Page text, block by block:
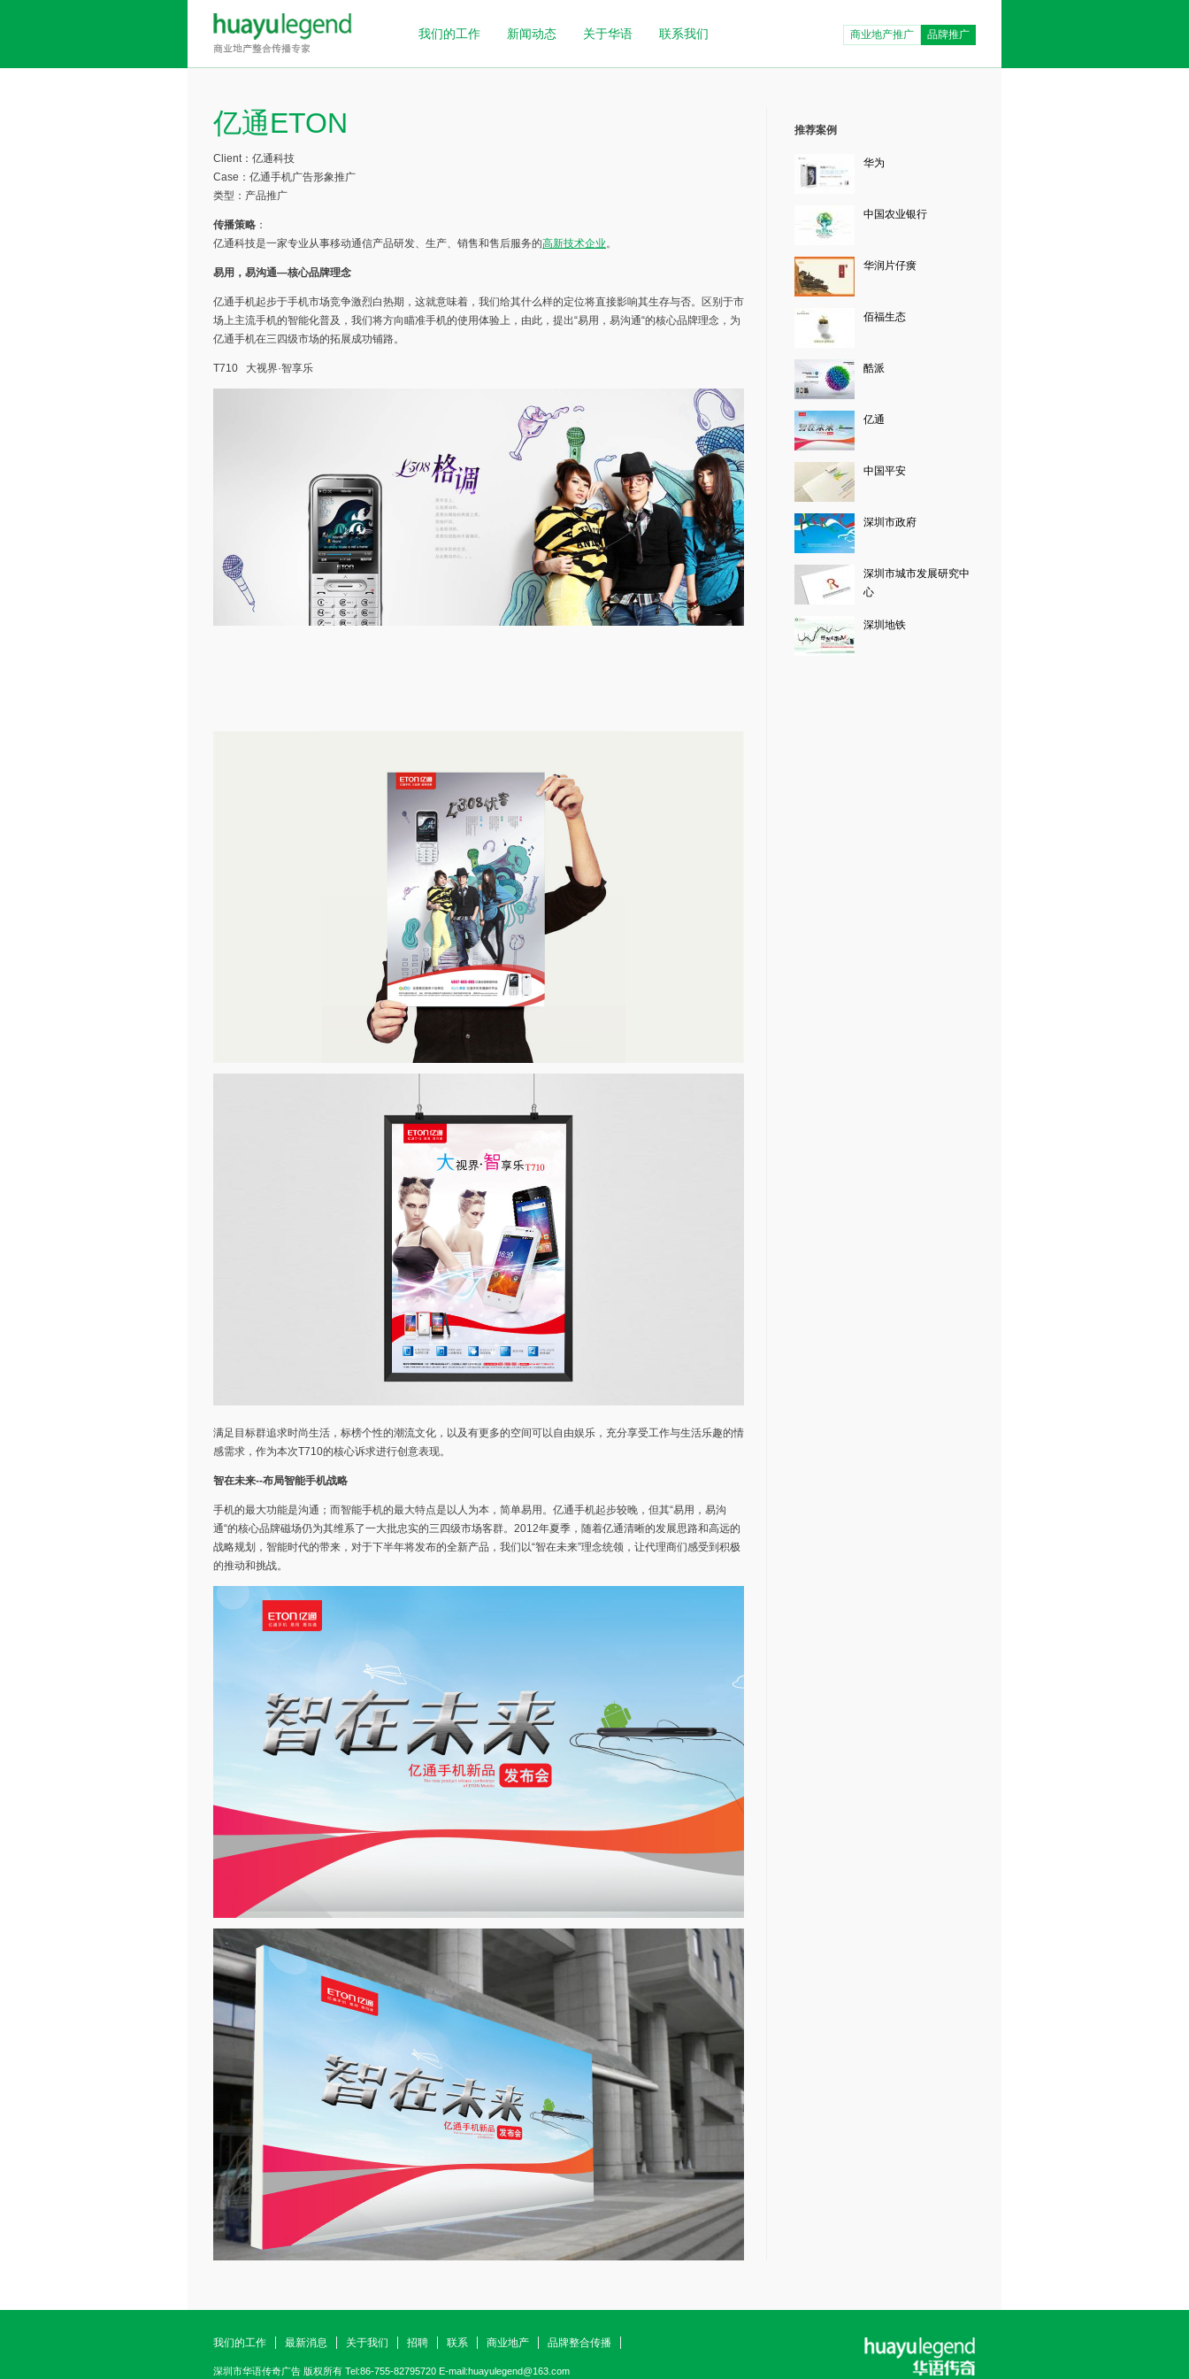
我们的工作 新闻动态 关于华语 联系我们 商业地产推广 品牌推广
推荐案例
华为
中国农业银行
华润片仔癀
佰福生态
酷派
亿通
中国平安
深圳市政府
深圳市城市发展研究中
心
深圳地铁
亿通ETON
Client：亿通科技
Case：亿通手机广告形象推广
类型：产品推广
传播策略 ：
亿通科技是一家专业从事移动通信产品研发、生产、销售和售后服务的高新技术企业。
易用，易沟通—核心品牌理念
亿通手机起步于手机市场竞争激烈白热期，这就意味着，我们给其什么样的定位将直接影响其生存与否。区别于市
场上主流手机的智能化普及，我们将方向瞄准手机的使用体验上，由此，提出“易用，易沟通“的核心品牌理念，为
亿通手机在三四级市场的拓展成功铺路。
T710 大视界·智享乐
满足目标群追求时尚生活，标榜个性的潮流文化，以及有更多的空间可以自由娱乐，充分享受工作与生活乐趣的情
感需求，作为本次T710的核心诉求进行创意表现。
智在未来--布局智能手机战略
手机的最大功能是沟通；而智能手机的最大特点是以人为本，简单易用。亿通手机起步较晚，但其“易用，易沟
通“的核心品牌磁场仍为其维系了一大批忠实的三四级市场客群。2012年夏季，随着亿通清晰的发展思路和高远的
战略规划，智能时代的带来，对于下半年将发布的全新产品，我们以“智在未来”理念统领，让代理商们感受到积极
的推动和挑战。
我们的工作 最新消息 关于我们 招聘 联系 商业地产 品牌整合传播
深圳市华语传奇广告 版权所有 Tel:86-755-82795720 E-mail:huayulegend@163.com